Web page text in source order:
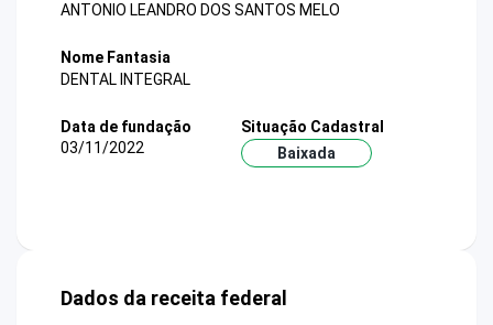
ANTONIO LEANDRO DOS SANTOS MELO
Nome Fantasia
DENTAL INTEGRAL
Data de fundação
03/11/2022
Situação Cadastral
Baixada
Dados da receita federal